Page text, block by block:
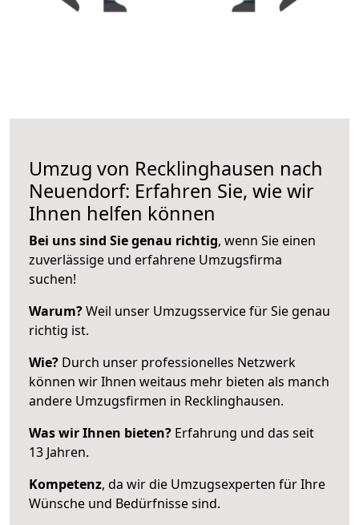
Umzug von Recklinghausen nach
Neuendorf: Erfahren Sie, wie wir
Ihnen helfen können
Bei uns sind Sie genau richtig, wenn Sie einen
zuverlässige und erfahrene Umzugsfirma
suchen!
Warum?Weil unser Umzugsservice für Sie genau
richtig ist.
Wie? Durch unser professionelles Netzwerk
können wir Ihnen weitaus mehr bieten als manch
andere Umzugsfirmen in Recklinghausen.
Was wir Ihnen bieten? Erfahrung und das seit
13 Jahren.
Kompetenz, da wir die Umzugsexperten für Ihre
Wünsche und Bedürfnisse sind.